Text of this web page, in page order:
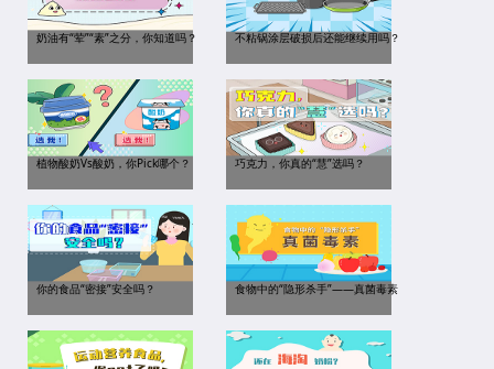
奶油有“荤”“素”之分，你知道吗？ 不粘锅涂层破损后还能继续用吗？
植物酸奶Vs酸奶，你Pick哪个？ 巧克力，你真的“慧”选吗？
你的食品“密接”安全吗？ 食物中的“隐形杀手”——真菌毒素